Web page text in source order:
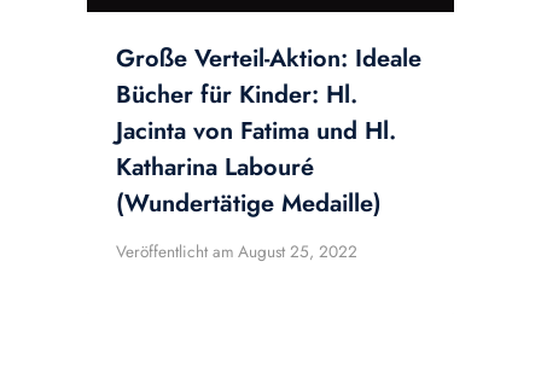
Große Verteil-Aktion: Ideale
Bücher für Kinder: Hl.
Jacinta von Fatima und Hl.
Katharina Labouré
(Wundertätige Medaille)
Veröffentlicht am August 25, 2022